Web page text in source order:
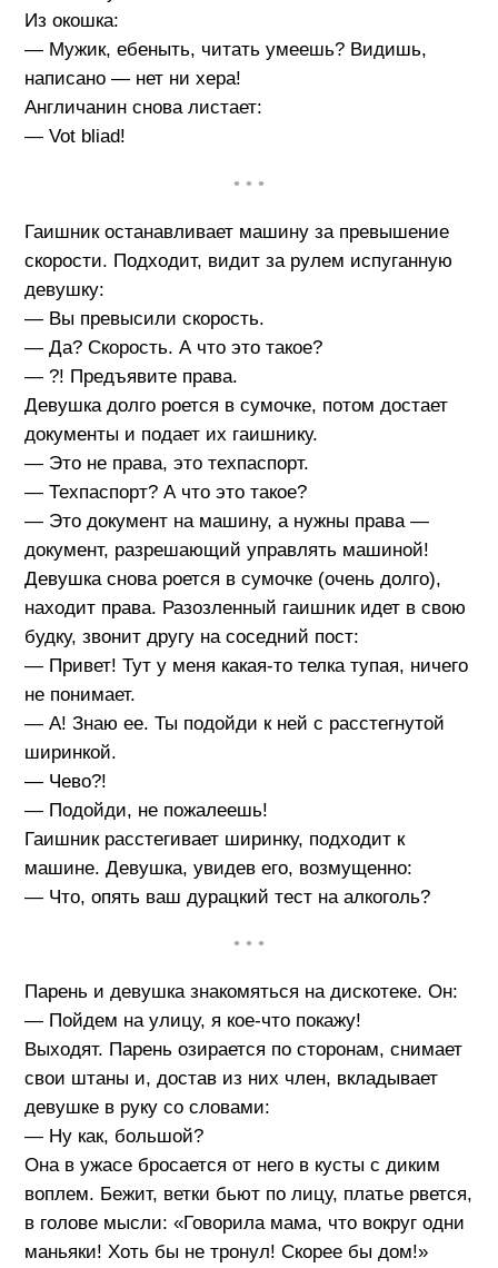
Из окошка:
— Мужик, ебеныть, читать умеешь? Видишь,
написано — нет ни хера!
Англичанин снова листает:
— Vot bliad!
• • •
Гаишник останавливает машину за превышение
скорости. Подходит, видит за рулем испуганную
девушку:
— Вы превысили скорость.
— Да? Скорость. А что это такое?
— ?! Предъявите права.
Девушка долго роется в сумочке, потом достает
документы и подает их гаишнику.
— Это не права, это техпаспорт.
— Техпаспорт? А что это такое?
— Это документ на машину, а нужны права —
документ, разрешающий управлять машиной!
Девушка снова роется в сумочке (очень долго),
находит права. Разозленный гаишник идет в свою
будку, звонит другу на соседний пост:
— Привет! Тут у меня какая-то телка тупая, ничего
не понимает.
— А! Знаю ее. Ты подойди к ней с расстегнутой
ширинкой.
— Чево?!
— Подойди, не пожалеешь!
Гаишник расстегивает ширинку, подходит к
машине. Девушка, увидев его, возмущенно:
— Что, опять ваш дурацкий тест на алкоголь?
• • •
Парень и девушка знакомяться на дискотеке. Он:
— Пойдем на улицу, я кое-что покажу!
Выходят. Парень озирается по сторонам, снимает
свои штаны и, достав из них член, вкладывает
девушке в руку со словами:
— Ну как, большой?
Она в ужасе бросается от него в кусты с диким
воплем. Бежит, ветки бьют по лицу, платье рвется,
в голове мысли: «Говорила мама, что вокруг одни
маньяки! Хоть бы не тронул! Скорее бы дом!»